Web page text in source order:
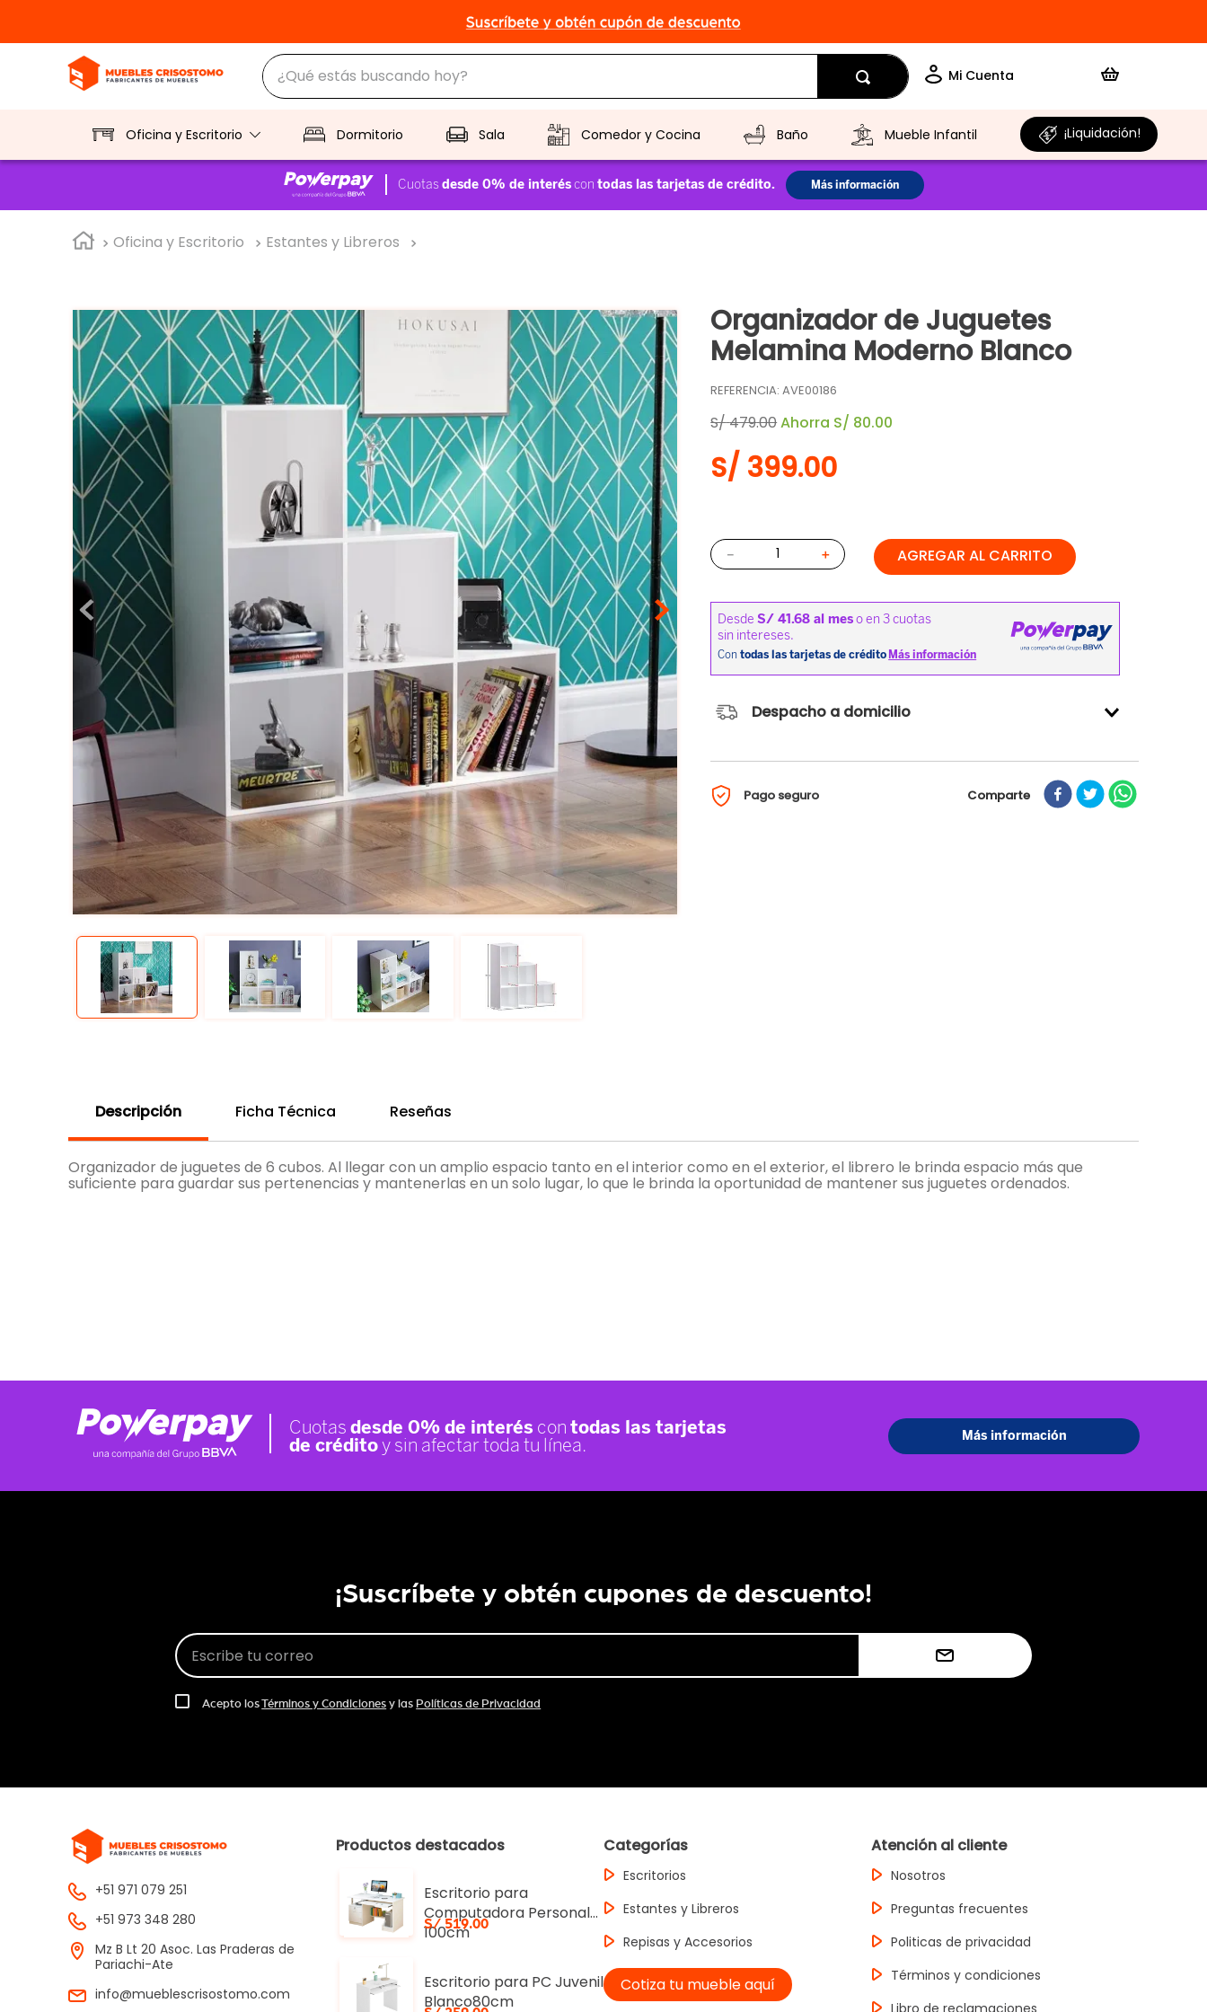
¿Qué estás buscando hoy?
Oficina y Escritorio Dormitorio Sala Comedor y Cocina Baño Mueble Infantil ¡Liquidación!
Oficina y Escritorio Estantes y Libreros
Organizador de Juguetes
Melamina Moderno Blanco
REFERENCIA:AVE00186
S/479.00Ahorra S/ 80.00
S/ 399.00
＋
－ AGREGAR AL CARRITO
Despacho a domicilio
Pago seguro Comparte
Descripción Ficha Técnica Reseñas
Organizador de juguetes de 6 cubos. Al llegar con un amplio espacio tanto en el interior como en el exterior, el librero le brinda espacio más que
suficiente para guardar sus pertenencias y mantenerlas en un solo lugar, lo que le brinda la oportunidad de mantener sus juguetes ordenados.
¡Suscríbete y obtén cupones de descuento!
Acepto losTérminos y Condiciones y las Políticas de Privacidad
+51 971 079 251
+51 973 348 280
Mz B Lt 20 Asoc. Las Praderas de
Pariachi-Ate
info@mueblescrisostomo.com
Productos destacados
S/ 519.00
Escritorio para
Computadora Personal
100cm
Escritorio para PC Juvenil
Blanco80cm
Categorías
Escritorios
Estantes y Libreros
Repisas y Accesorios
Cotiza tu mueble aquí
Atención al cliente
Nosotros
Preguntas frecuentes
Politicas de privacidad
Términos y condiciones
Libro de reclamaciones
TÉRMINOS MÁS BUSCADOS
escritorio
vitrina